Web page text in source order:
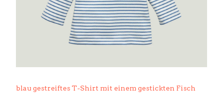
blau gestreiftes T-Shirt mit einem gestickten Fisch